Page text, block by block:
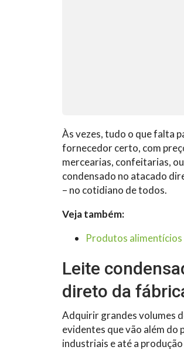
Às vezes, tudo o que falta
fornecedor certo, com
mercearias, confeitarias,
condensado no atacado
– no cotidiano de todos.
Veja também:
Produtos
Leite
direto da
Adquirir grandes volumes
evidentes que vão além do
industriais e até a